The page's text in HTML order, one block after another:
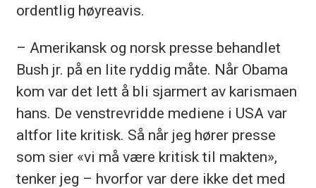
ordentlig høyreavis.
– Amerikansk og norsk presse behandlet
Bush jr. på en lite ryddig måte. Når Obama
kom var det lett å bli sjarmert av karismaen
hans. De venstrevridde mediene i USA var
altfor lite kritisk. Så når jeg hører presse
som sier «vi må være kritisk til makten»,
tenker jeg – hvorfor var dere ikke det med